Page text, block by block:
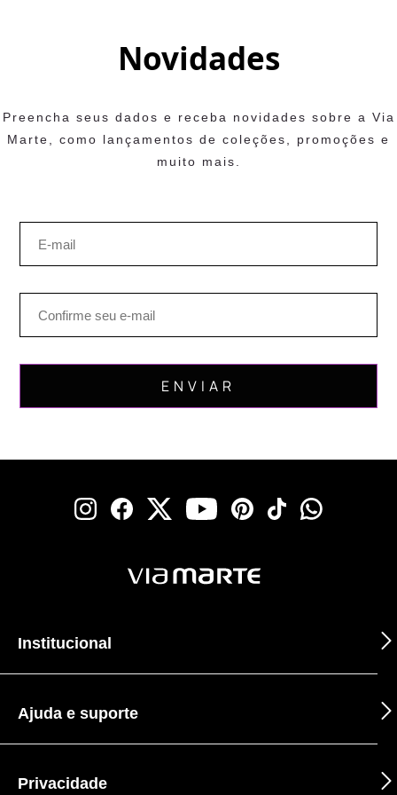
Novidades
Preencha seus dados e receba novidades sobre a Via
Marte, como lançamentos de coleções, promoções e
muito mais.
Institucional
Ajuda e suporte
Privacidade